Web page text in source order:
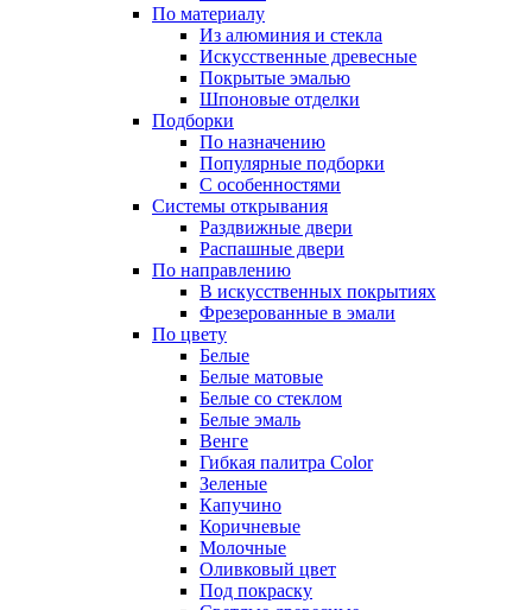
По материалу
Из алюминия и стекла
Искусственные древесные
Покрытые эмалью
Шпоновые отделки
Подборки
По назначению
Популярные подборки
С особенностями
Системы открывания
Раздвижные двери
Распашные двери
По направлению
В искусственных покрытиях
Фрезерованные в эмали
По цвету
Белые
Белые матовые
Белые со стеклом
Белые эмаль
Венге
Гибкая палитра Color
Зеленые
Капучино
Коричневые
Молочные
Оливковый цвет
Под покраску